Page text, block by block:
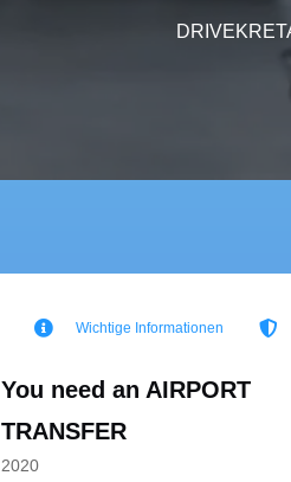
Wichtige Informationen
You need an AIRPORT
TRANSFER
2020